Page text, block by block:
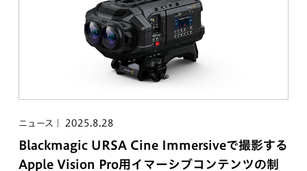
ニュース 2025.8.28
Blackmagic URSA Cine Immersiveで撮影する
Apple Vision Pro用イマーシブコンテンツの制